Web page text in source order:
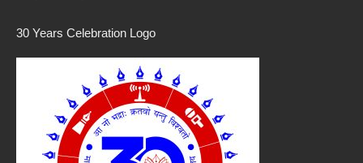
30 Years Celebration Logo